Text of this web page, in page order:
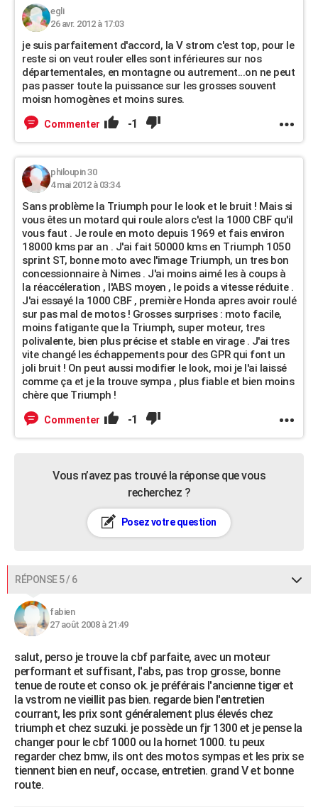
egli
26 avr. 2012 à 17:03
je suis parfaitement d'accord, la V strom c'est top, pour le
reste si on veut rouler elles sont inférieures sur nos
départementales, en montagne ou autrement...on ne peut
pas passer toute la puissance sur les grosses souvent
moisn homogènes et moins sures.
Commenter -1
philoupin 30
4 mai 2012 à 03:34
Sans problème la Triumph pour le look et le bruit ! Mais si
vous êtes un motard qui roule alors c'est la 1000 CBF qu'il
vous faut . Je roule en moto depuis 1969 et fais environ
18000 kms par an . J'ai fait 50000 kms en Triumph 1050
sprint ST, bonne moto avec l'image Triumph, un tres bon
concessionnaire à Nimes . J'ai moins aimé les à coups à
la réaccéleration , l'ABS moyen , le poids a vitesse réduite .
J'ai essayé la 1000 CBF , première Honda apres avoir roulé
sur pas mal de motos ! Grosses surprises : moto facile,
moins fatigante que la Triumph, super moteur, tres
polivalente, bien plus précise et stable en virage . J'ai tres
vite changé les échappements pour des GPR qui font un
joli bruit ! On peut aussi modifier le look, moi je l'ai laissé
comme ça et je la trouve sympa , plus fiable et bien moins
chère que Triumph !
Commenter -1
Vous n’avez pas trouvé la réponse que vous
recherchez ?
Posez votre question
RÉPONSE 5 / 6
fabien
27 août 2008 à 21:49
salut, perso je trouve la cbf parfaite, avec un moteur
performant et suffisant, l'abs, pas trop grosse, bonne
tenue de route et conso ok. je préférais l'ancienne tiger et
la vstrom ne vieillit pas bien. regarde bien l'entretien
courrant, les prix sont généralement plus élevés chez
triumph et chez suzuki. je possède un fjr 1300 et je pense la
changer pour le cbf 1000 ou la hornet 1000. tu peux
regarder chez bmw, ils ont des motos sympas et les prix se
tiennent bien en neuf, occase, entretien. grand V et bonne
route.